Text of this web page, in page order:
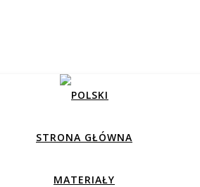
STRONA GŁÓWNA
MATERIAŁY